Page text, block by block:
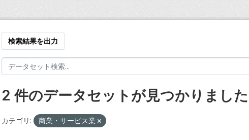
検索結果を出力
2 件のデータセットが見つかりました
カテゴリ: 商業・サービス業